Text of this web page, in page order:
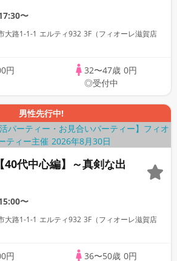
〜
大路1-1-1 エルティ932 3F（フィオーレ滋賀店
円
32〜47歳 0円
◎受付中
男性先行中!
代中心編】～真剣な出
〜
大路1-1-1 エルティ932 3F（フィオーレ滋賀店
円 36〜50歳 0円